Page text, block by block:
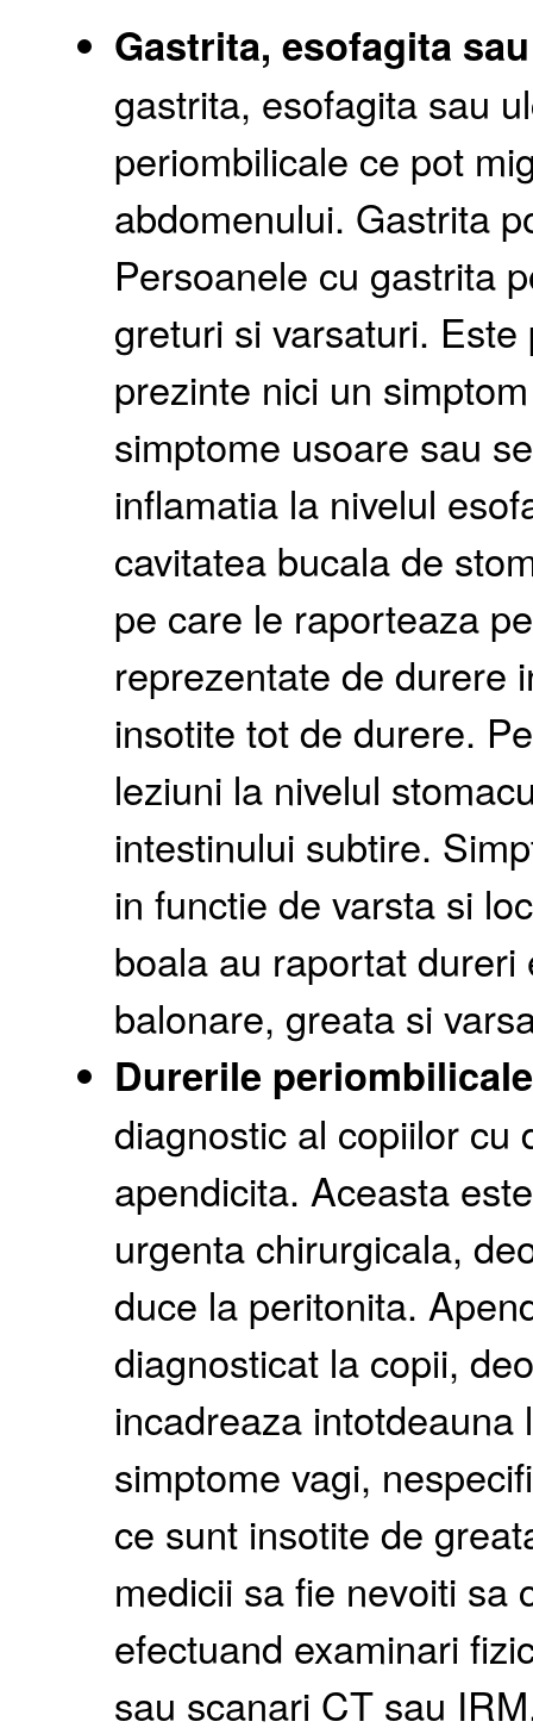
Gastrita, esofagita
gastrita, esofagita sau
periombilicale ce pot
abdomenului. Gastrita
Persoanele cu gastrita
greturi si varsaturi.
prezinte nici un
simptome usoare sau
inflamatia la nivelul
cavitatea bucala de
pe care le raporteaza
reprezentate de durere
insotite tot de durere.
leziuni la nivelul
intestinului subtire.
in functie de varsta si
boala au raportat
balonare, greata si
Durerile
diagnostic al copiilor cu
apendicita. Aceasta
urgenta chirurgicala,
duce la peritonita.
diagnosticat la copii,
incadreaza
simptome vagi,
ce sunt insotite de
medicii sa fie nevoiti sa
efectuand examinari
sau scanari CT sau